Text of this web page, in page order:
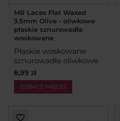
MR Laces Flat Waxed
3.5mm Olive - oliwkowe
płaskie sznurowadła
woskowane
Płaskie woskowane
sznurowadła oliwkowe
8,99 zł
ZOBACZ WIĘCEJ